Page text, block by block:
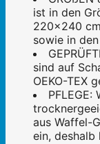
ist in den
220x240
sowie in
sind auf
OEKO-TEX
PFLEGE:
aus Waffel-
ein, deshalb